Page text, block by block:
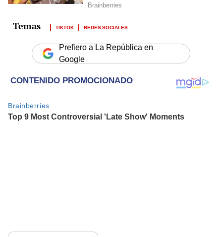
TIKTOK REDES SOCIALES
Prefiero a La República en
Google